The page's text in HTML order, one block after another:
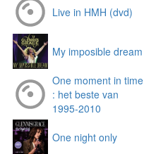
Live in HMH (dvd)
My imposible dream
One moment in time
: het beste van
1995-2010
One night only